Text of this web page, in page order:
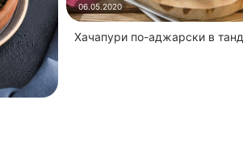
06.05.2020
Хачапури по-аджарски в